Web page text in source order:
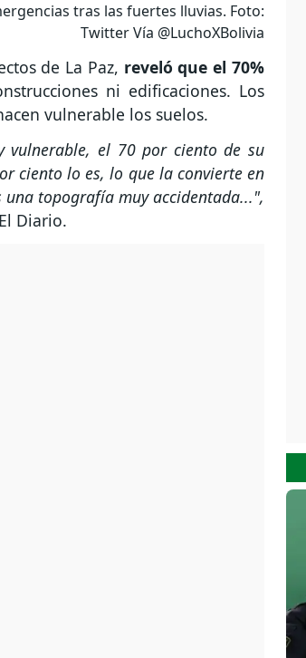
tras las fuertes lluvias. Foto:
Twitter Vía @LuchoXBolivia
de La Paz, reveló que el 70%
ni edificaciones. Los
vulnerable los suelos.
vulnerable, el 70 por ciento de su
ciento lo es, lo que la convierte en
topografía muy accidentada...",
Diario.